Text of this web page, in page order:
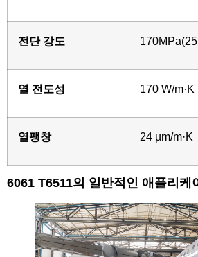
전단 강도
열 전도성 170 W/m·K
열팽창 24 µm/m·K
6061 T6511의 일반적인 애플리케